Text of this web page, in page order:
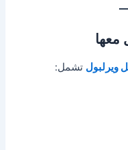
معها
ويرلبول تشمل: